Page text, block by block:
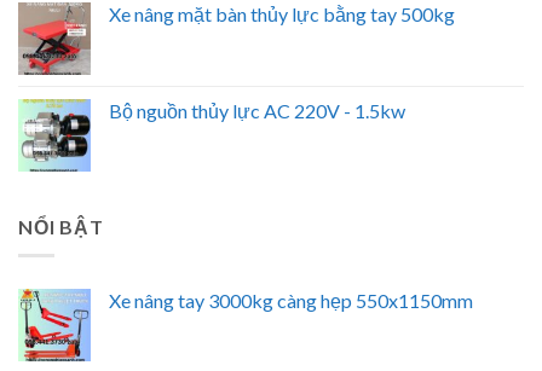
Xe nâng mặt bàn thủy lực bằng tay 500kg
Bộ nguồn thủy lực AC 220V - 1.5kw
NỔI BẬT
Xe nâng tay 3000kg càng hẹp 550x1150mm